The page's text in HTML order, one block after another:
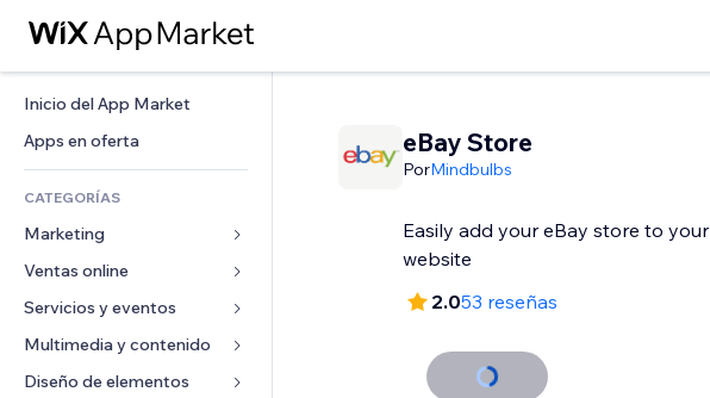
Inicio del App Market
Apps en oferta
CATEGORÍAS
Marketing
Anuncios
Móvil
Analíticas
Ventas online
Apps para tiendas
Envíos y entregas
Botones de venta
Servicios y eventos
Hoteles
Eventos
Multimedia y contenido
Galerías
Diseño de elementos
eBay Store
PorMindbulbs
Easily add your eBay store to your
website
2.053 reseñas